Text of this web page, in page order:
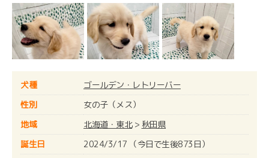
犬種
ゴールデン・レトリーバー
性別
女の子（メス）
地域
北海道・東北> 秋田県
誕生日
2024/3/17 （今日で生後873日）